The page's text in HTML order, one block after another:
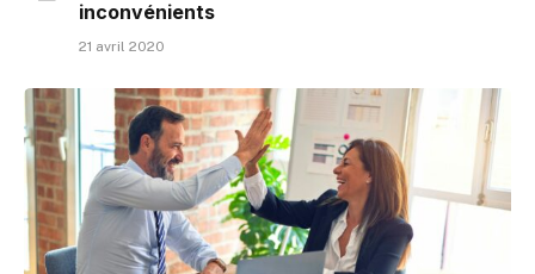
inconvénients
21 avril 2020